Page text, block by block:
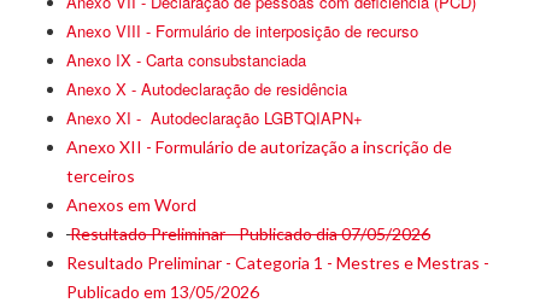
Anexo VIII - Formulário de interposição de recurso
Anexo IX - Carta consubstanciada
Anexo X - Autodeclaração de residência
Anexo XI - Autodeclaração LGBTQIAPN+
Anexo XII - Formulário de autorização a inscrição de
terceiros
Anexos em Word
Resultado Preliminar - Publicado dia 07/05/2026
Resultado Preliminar - Categoria 1 - Mestres e Mestras -
Publicado em 13/05/2026